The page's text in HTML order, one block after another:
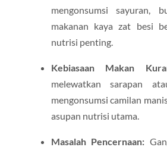
mengonsumsi sayuran,
makanan kaya zat besi
nutrisi penting.
Kebiasaan Makan
melewatkan sarapan
mengonsumsi camilan
asupan nutrisi utama.
Masalah Pencernaan: